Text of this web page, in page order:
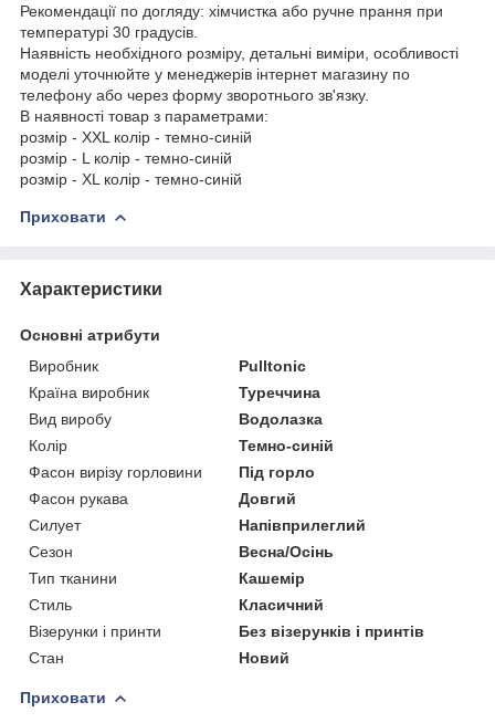
Рекомендації по догляду: хімчистка або ручне прання при
температурі 30 градусів.
Наявність необхідного розміру, детальні виміри, особливості
моделі уточнюйте у менеджерів інтернет магазину по
телефону або через форму зворотнього зв'язку.
В наявності товар з параметрами:
розмір - XXL колір - темно-синій
розмір - L колір - темно-синій
розмір - XL колір - темно-синій
Приховати
Характеристики
Основні атрибути
Виробник
Pulltonic
Країна виробник
Туреччина
Вид виробу
Водолазка
Колір
Темно-синій
Фасон вирізу горловини
Під горло
Фасон рукава
Довгий
Силует
Напівприлеглий
Сезон
Весна/Осінь
Тип тканини
Кашемір
Стиль
Класичний
Візерунки і принти
Без візерунків і принтів
Стан
Новий
Приховати